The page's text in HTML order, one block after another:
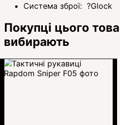
Система зброї: ?Glock
Покупці цього
вибирають